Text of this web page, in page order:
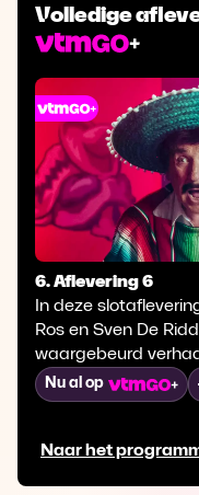
Volledige
Naar het
6. Aflevering 6
In deze
Ros en Sven De
waargebeurd
ze samen met een
verhaal zo goed
Nu al op